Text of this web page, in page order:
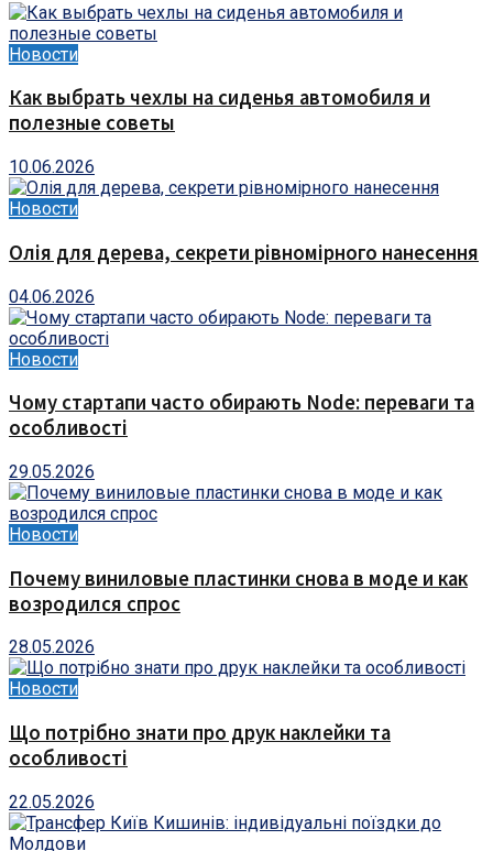
Новости
Как выбрать чехлы на сиденья автомобиля и
полезные советы
10.06.2026
Новости
Олія для дерева, секрети рівномірного нанесення
04.06.2026
Новости
Чому стартапи часто обирають Node: переваги та
особливості
29.05.2026
Новости
Почему виниловые пластинки снова в моде и как
возродился спрос
28.05.2026
Новости
Що потрібно знати про друк наклейки та
особливості
22.05.2026